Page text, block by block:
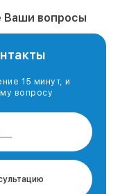
Ваши вопросы
15 минут, и
вопросу